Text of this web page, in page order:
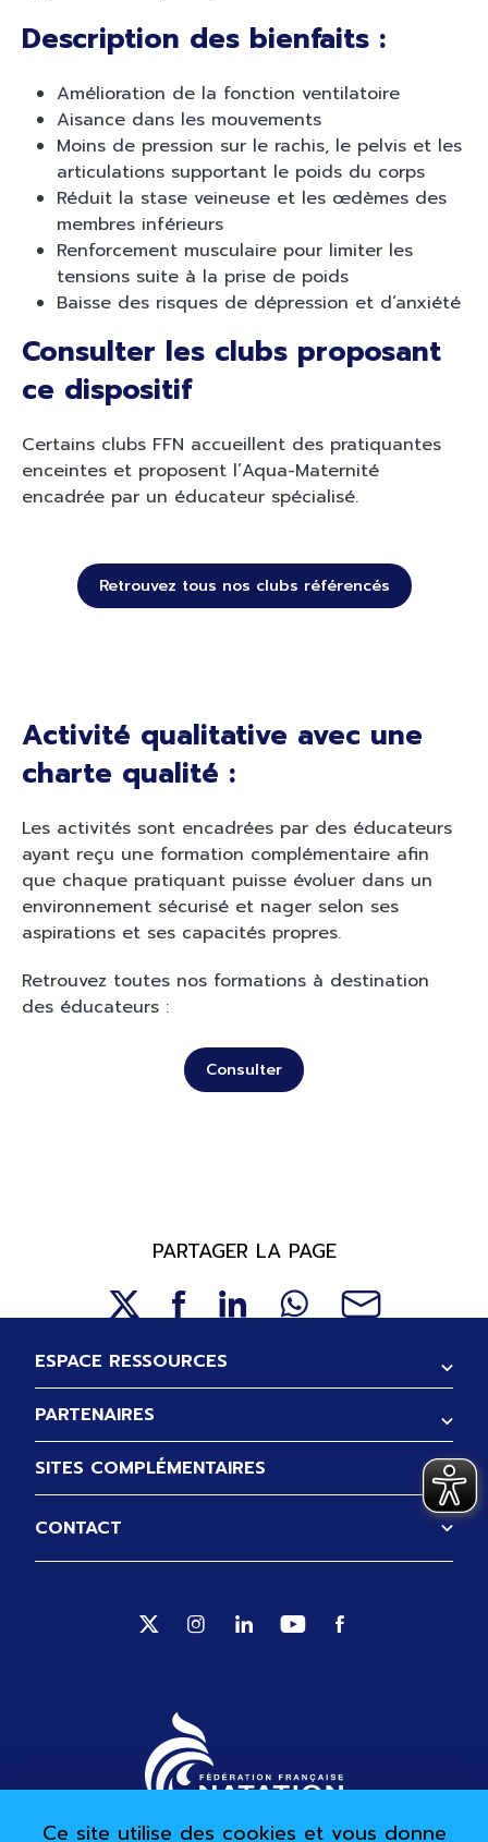
Description des bienfaits :
Amélioration de la fonction ventilatoire
Aisance dans les mouvements
Moins de pression sur le rachis, le pelvis et les
articulations supportant le poids du corps
Réduit la stase veineuse et les œdèmes des
membres inférieurs
Renforcement musculaire pour limiter les
tensions suite à la prise de poids
Baisse des risques de dépression et d’anxiété
Consulter les clubs proposant
ce dispositif
Certains clubs FFN accueillent des pratiquantes
enceintes et proposent l’Aqua-Maternité
encadrée par un éducateur spécialisé.
Retrouvez tous nos clubs référencés
Activité qualitative avec une
charte qualité :
Les activités sont encadrées par des éducateurs
ayant reçu une formation complémentaire afin
que chaque pratiquant puisse évoluer dans un
environnement sécurisé et nager selon ses
aspirations et ses capacités propres.
Retrouvez toutes nos formations à destination
des éducateurs :
Consulter
PARTAGER LA PAGE
Pied de page
ESPACE RESSOURCES
PARTENAIRES
SITES COMPLÉMENTAIRES
CONTACT
Suivez-nous sur Twitter (Ouverture
Suivez-nous sur Instagram
Suivez-nous sur Linkedin
Suivez-nous sur
Suivez-nous
Ce site utilise des cookies et vous donne